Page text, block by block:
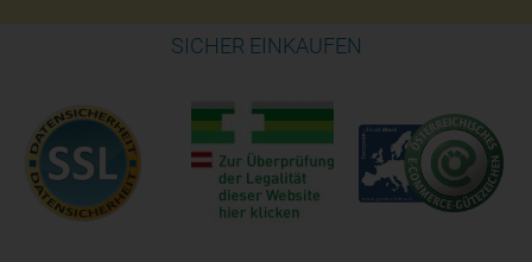
SICHER EINKAUFEN